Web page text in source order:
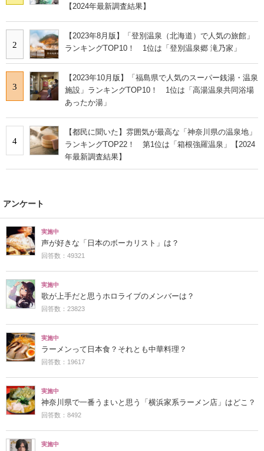
【2024年最新調査結果】
2
【2023年8月版】「登別温泉（北海道）で人気の旅館」
ランキングTOP10！ 1位は「登別温泉郷 滝乃家」
3
【2023年10月版】「福島県で人気のスーパー銭湯・温泉
施設」ランキングTOP10！ 1位は「高湯温泉共同浴場
あったか湯」
4
【都民に聞いた】雰囲気が最高な「神奈川県の温泉地」
ランキングTOP22！ 第1位は「箱根強羅温泉」【2024
年最新調査結果】
アンケート
実施中
声が好きな「日本のボーカリスト」は？
回答数：49321
実施中
歌が上手だと思うホロライブのメンバーは？
回答数：23823
実施中
ラーメンって日本食？それとも中華料理？
回答数：19617
実施中
神奈川県で一番うまいと思う「横浜家系ラーメン店」はどこ？
回答数：8492
実施中